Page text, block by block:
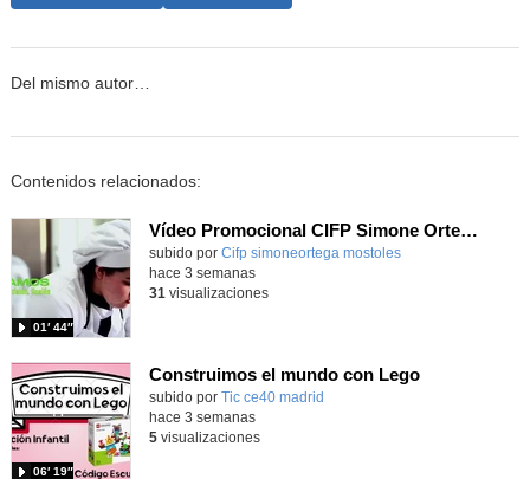
Del mismo autor…
Contenidos relacionados:
Vídeo Promocional CIFP Simone Ortega
Contenido educativo.
subido por Cifp simoneortega mostoles
01′ 44″
-
hace 3 semanas
31 visualizaciones
Construimos el mundo con Lego
subido por Tic ce40 madrid
06′ 19″
hace 3 semanas
5visualizaciones